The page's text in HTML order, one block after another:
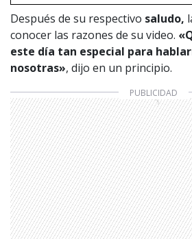
Después de su respectivo saludo,
conocer las razones de su video.
este día tan especial para
nosotras», dijo en un principio.